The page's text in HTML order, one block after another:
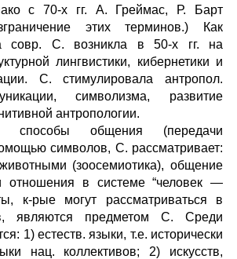
с 70-х гг. А. Греймас, Р. Барт
этих терминов.) Как
совр. С. возникла в 50-х гг. на
лингвистики, кибернетики и
С. стимулировала антропол.
символизма, развитие
антропологии.
способы общения (передачи
символов, С. рассматривает:
(зоосемиотика), общение
в системе “человек —
к-рые могут рассматриваться в
являются предметом С. Среди
1) естеств. языки, т.е. исторически
нац. коллективов; 2) искусств,